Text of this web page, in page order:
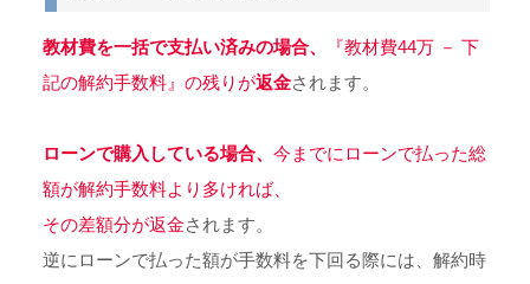
教材費を一括で支払い済みの場合、
『教材費44万 － 下
記の解約手数料』の残りが返金されます。
ローンで購入している場合、 今までにローンで払った総
額が解約手数料より多ければ、
その差額分が返金されます。
逆にローンで払った額が手数料を下回る際には、解約時